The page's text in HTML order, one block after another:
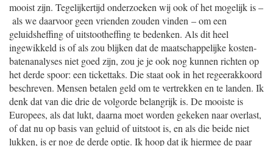
mooist zijn. Tegelijkertijd onderzoeken wij ook of het mogelijk is –
als we daarvoor geen vrienden zouden vinden – om een
geluidsheffing of uitstootheffing te bedenken. Als dit heel
ingewikkeld is of als zou blijken dat de maatschappelijke kosten-
batenanalyses niet goed zijn, zou je je ook nog kunnen richten op
het derde spoor: een tickettaks. Die staat ook in het regeerakkoord
beschreven. Mensen betalen geld om te vertrekken en te landen. Ik
denk dat van die drie de volgorde belangrijk is. De mooiste is
Europees, als dat lukt, daarna moet worden gekeken naar overlast,
of dat nu op basis van geluid of uitstoot is, en als die beide niet
lukken, is er nog de derde optie. Ik hoop dat ik hiermee de paar